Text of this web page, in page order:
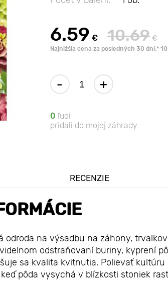
6.59 € 10.69 €
Najnižšia cena za posledných 30 dní:*
- +
0 ľudí
pridali do mojej záhrady
RECENZIE
odroda na výsadbu na záhony,
odstraňovaní buriny, kyprení
sa kvalita kvitnutia. Polievať kultúru
pôda vysychá v blízkosti stoniek